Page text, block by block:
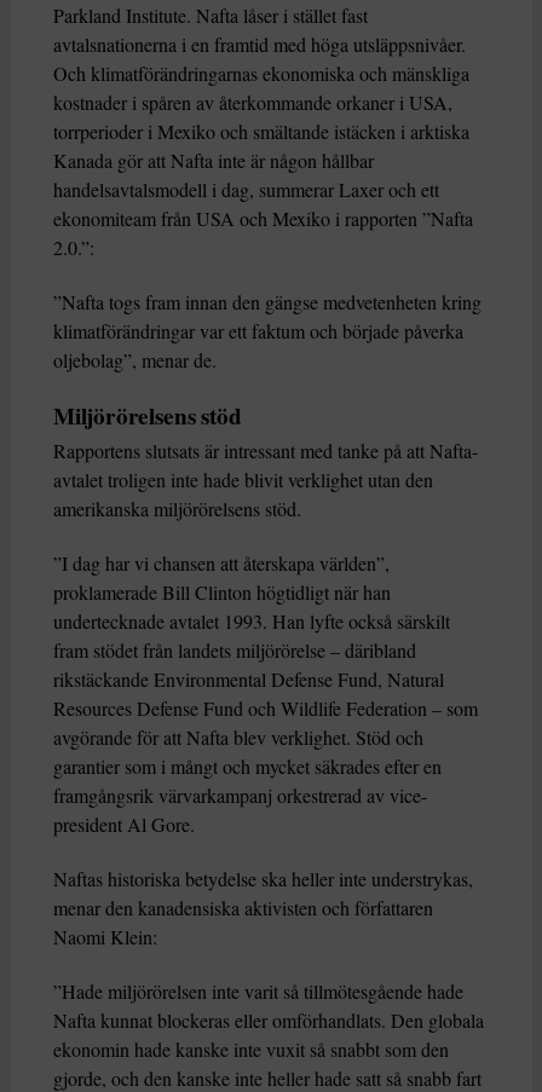
Parkland Institute. Nafta låser i stället fast
avtalsnationerna i en framtid med höga utsläppsnivåer.
Och klimatförändringarnas ekonomiska och mänskliga
kostnader i spåren av återkommande orkaner i USA,
torrperioder i Mexiko och smältande istäcken i arktiska
Kanada gör att Nafta inte är någon hållbar
handelsavtalsmodell i dag, summerar Laxer och ett
ekonomiteam från USA och Mexiko i rapporten ”Nafta
2.0.”:
”Nafta togs fram innan den gängse medvetenheten kring
klimatförändringar var ett faktum och började påverka
oljebolag”, menar de.
Miljörörelsens stöd
Rapportens slutsats är intressant med tanke på att Nafta-
avtalet troligen inte hade blivit verklighet utan den
amerikanska miljörörelsens stöd.
”I dag har vi chansen att återskapa världen”,
proklamerade Bill Clinton högtidligt när han
undertecknade avtalet 1993. Han lyfte också särskilt
fram stödet från landets miljörörelse – däribland
rikstäckande Environmental Defense Fund, Natural
Resources Defense Fund och Wildlife Federation – som
avgörande för att Nafta blev verklighet. Stöd och
garantier som i mångt och mycket säkrades efter en
framgångsrik värvarkampanj orkestrerad av vice-
president Al Gore.
Naftas historiska betydelse ska heller inte understrykas,
menar den kanadensiska aktivisten och författaren
Naomi Klein:
”Hade miljörörelsen inte varit så tillmötesgående hade
Nafta kunnat blockeras eller omförhandlats. Den globala
ekonomin hade kanske inte vuxit så snabbt som den
gjorde, och den kanske inte heller hade satt så snabb fart